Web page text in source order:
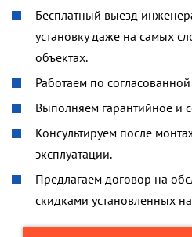
Бесплатный выезд
установку даже на самых
объектах.
Работаем по
Выполняем гарантийное и
Консультируем после
эксплуатации.
Предлагаем договор на
скидками установленных